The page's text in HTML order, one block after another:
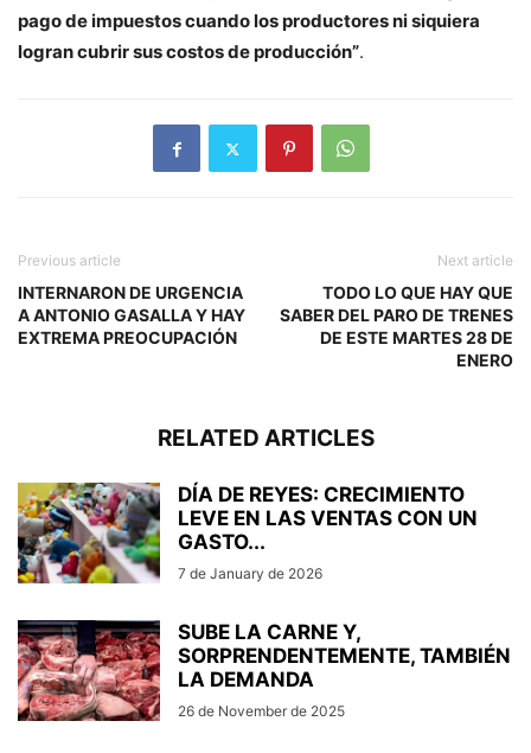
pago de impuestos cuando los productores ni siquiera
logran cubrir sus costos de producción”.
Previous article
INTERNARON DE URGENCIA
A ANTONIO GASALLA Y HAY
EXTREMA PREOCUPACIÓN
Next article
TODO LO QUE HAY QUE
SABER DEL PARO DE TRENES
DE ESTE MARTES 28 DE
ENERO
RELATED ARTICLES
DÍA DE REYES: CRECIMIENTO
LEVE EN LAS VENTAS CON UN
GASTO...
7 de January de 2026
SUBE LA CARNE Y,
SORPRENDENTEMENTE, TAMBIÉN
LA DEMANDA
26 de November de 2025